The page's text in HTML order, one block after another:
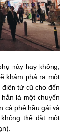
này hay không,
khám phá ra một
tử cũ cho đến
là một chuyến
cà phê hầu gái và
thể đặt một